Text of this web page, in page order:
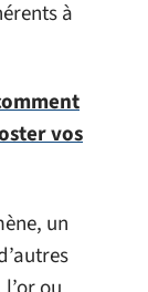
à
vos
un